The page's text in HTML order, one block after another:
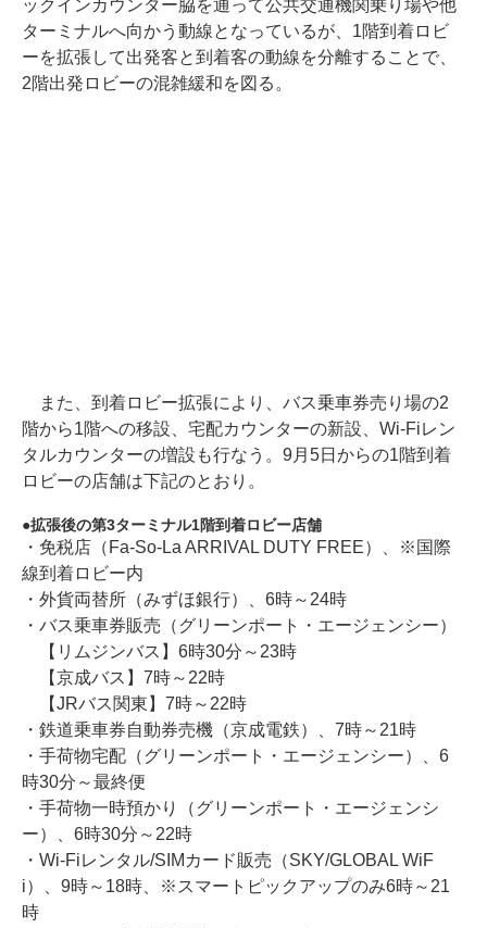
ックインカウンター脇を通って公共交通機関乗り場や他
ターミナルへ向かう動線となっているが、1階到着ロビ
ーを拡張して出発客と到着客の動線を分離することで、
2階出発ロビーの混雑緩和を図る。
また、到着ロビー拡張により、バス乗車券売り場の2
階から1階への移設、宅配カウンターの新設、Wi-Fiレン
タルカウンターの増設も行なう。9月5日からの1階到着
ロビーの店舗は下記のとおり。
拡張後の第3ターミナル1階到着ロビー店舗
・免税店（Fa-So-La ARRIVAL DUTY FREE）、※国際
線到着ロビー内
・外貨両替所（みずほ銀行）、6時～24時
・バス乗車券販売（グリーンポート・エージェンシー）
【リムジンバス】6時30分～23時
【京成バス】7時～22時
【JRバス関東】7時～22時
・鉄道乗車券自動券売機（京成電鉄）、7時～21時
・手荷物宅配（グリーンポート・エージェンシー）、6
時30分～最終便
・手荷物一時預かり（グリーンポート・エージェンシ
ー）、6時30分～22時
・Wi-Fiレンタル/SIMカード販売（SKY/GLOBAL WiF
i）、9時～18時、※スマートピックアップのみ6時～21
時